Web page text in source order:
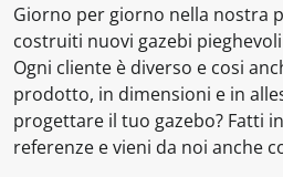
Giorno per giorno nella nostra
costruiti nuovi gazebi
Ogni cliente è diverso e cosi
prodotto, in dimensioni e in
progettare il tuo gazebo? Fatti
referenze e vieni da noi anche